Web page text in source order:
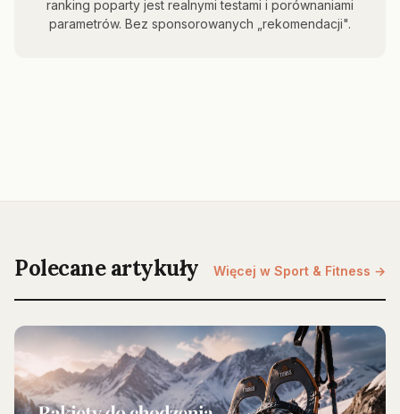
ranking poparty jest realnymi testami i porównaniami
parametrów. Bez sponsorowanych „rekomendacji".
Polecane artykuły Więcej w Sport & Fitness →